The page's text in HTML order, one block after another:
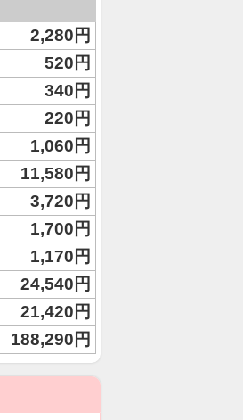
2,280円
520円
340円
220円
1,060円
11,580円
3,720円
1,700円
1,170円
24,540円
21,420円
188,290円